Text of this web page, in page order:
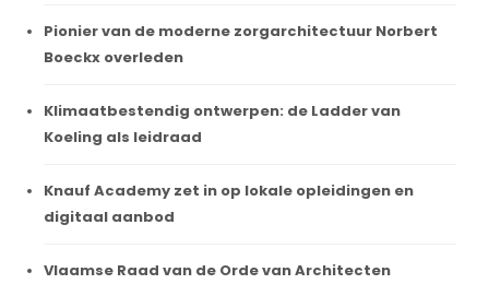
Pionier van de moderne zorgarchitectuur Norbert
Boeckx overleden
Klimaatbestendig ontwerpen: de Ladder van
Koeling als leidraad
Knauf Academy zet in op lokale opleidingen en
digitaal aanbod
Vlaamse Raad van de Orde van Architecten